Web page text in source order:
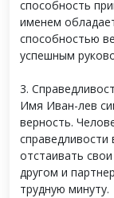
способность
именем
способностью
успешным
3.
Имя Иван-лев
верность.
справедливости
отстаивать
другом и
трудную минуту.